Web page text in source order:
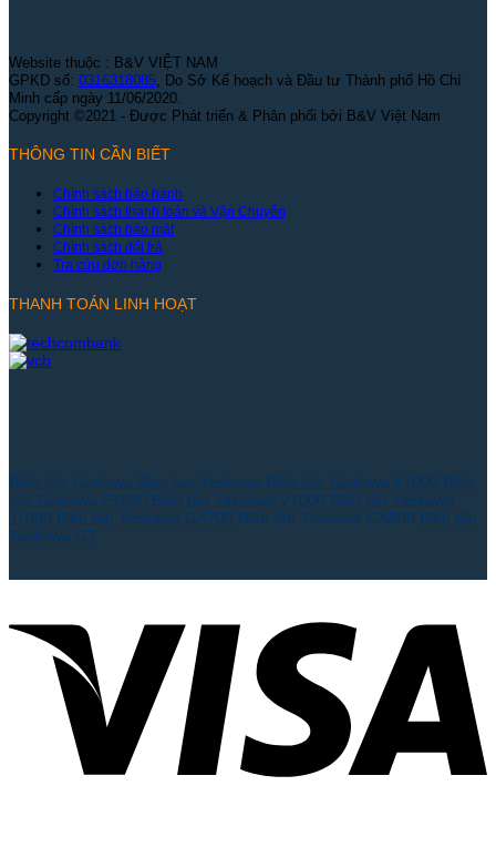
Website thuộc : B&V VIỆT NAM
GPKD số: 0316318085, Do Sở Kế hoạch và Đầu tư Thành phố Hồ Chí
Minh cấp ngày 11/06/2020.
Copyright ©2021 - Được Phát triển & Phân phối bởi B&V Việt Nam
THÔNG TIN CẦN BIẾT
Chính sách bảo hành
Chính sách thanh toán và Vận Chuyển
Chính sách bảo mật
Chính sách đổi trả
Tra cứu đơn hàng
THANH TOÁN LINH HOẠT
Biến tần Yaskawa Bien tan Yaskawa Biến tần Yaskawa A1000 Biến
tần Yaskawa E1000 Biến tần Yaskawa V1000 Biến tần Yaskawa
J1000 Biến tần Yaskawa GA700 Biến tần Yaskawa GA500 Biến tần
Yaskawa G7